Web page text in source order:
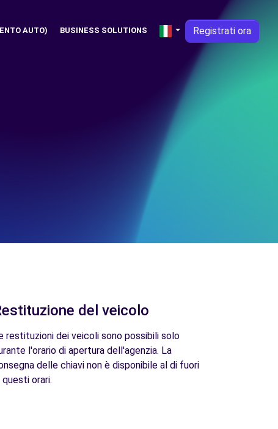
AUTO) BUSINESS SOLUTIONS Registrati ora
del veicolo
restituzioni dei veicoli sono possibili solo
l'orario di apertura dell'agenzia. La
delle chiavi non è disponibile al di fuori
questi orari.